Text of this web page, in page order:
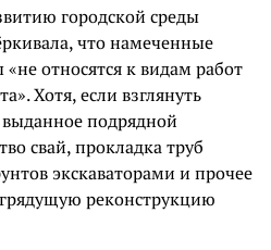
городской среды
что намеченные
относятся к видам работ
Хотя, если взглянуть
выданное подрядной
свай, прокладка труб
экскаваторами и прочее
реконструкцию